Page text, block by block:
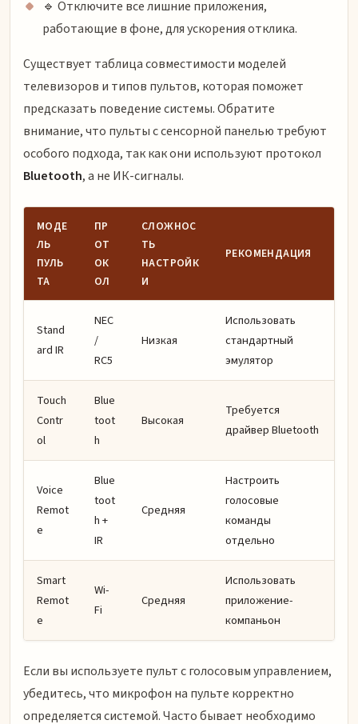
🔹 Отключите все лишние приложения,
работающие в фоне, для ускорения отклика.
Существует таблица совместимости моделей
телевизоров и типов пультов, которая поможет
предсказать поведение системы. Обратите
внимание, что пульты с сенсорной панелью требуют
особого подхода, так как они используют протокол
Bluetooth, а не ИК-сигналы.
МОДЕ
ЛЬ
ПУЛЬ
ТА
ПР
ОТ
ОК
ОЛ
СЛОЖНОС
ТЬ
НАСТРОЙК
И
РЕКОМЕНДАЦИЯ
Stand
ard IR
NEC
/
RC5
Низкая
Использовать
стандартный
эмулятор
Touch
Contr
ol
Blue
toot
h
Высокая
Требуется
драйвер Bluetooth
Voice
Remot
e
Blue
toot
h +
IR
Средняя
Настроить
голосовые
команды
отдельно
Smart
Remot
e
Wi-
Fi
Средняя
Использовать
приложение-
компаньон
Если вы используете пульт с голосовым управлением,
убедитесь, что микрофон на пульте корректно
определяется системой. Часто бывает необходимо